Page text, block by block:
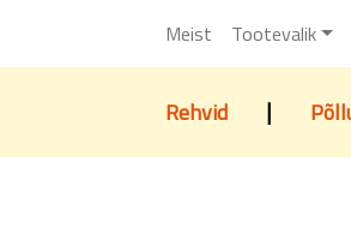
Meist Tootevalik
Rehvid |